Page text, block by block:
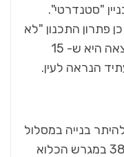
"סטנדרטי".
פתרון התכנון "לא
יודע" להיות "סטנדרטי". שוב התוצאה היא ש- 15
הנראה לעין.
בנייה במסלול
הריסה ובנייה מחדש מכוח תמ"א 38 במגרש הכלוא